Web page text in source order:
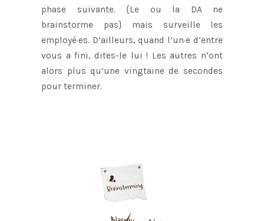
phase suivante. {Le ou la DA ne
brainstorme pas} mais surveille les
employé·es. D’ailleurs, quand l’un·e d’entre
vous a fini, dites-le lui ! Les autres n’ont
alors plus qu’une vingtaine de secondes
pour terminer.